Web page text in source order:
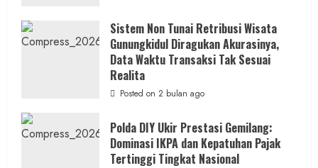
Sistem Non Tunai Retribusi Wisata
Gunungkidul Diragukan Akurasinya,
Data Waktu Transaksi Tak Sesuai
Realita
Posted on 2 bulan ago
Polda DIY Ukir Prestasi Gemilang:
Dominasi IKPA dan Kepatuhan Pajak
Tertinggi Tingkat Nasional